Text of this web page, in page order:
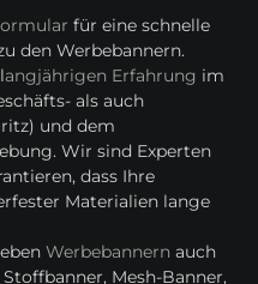
für eine schnelle
den Werbebannern.
angjährigen Erfahrung im
als auch
und dem
Wir sind Experten
dass Ihre
Materialien lange
Werbebannern auch
Stoffbanner, Mesh-Banner,